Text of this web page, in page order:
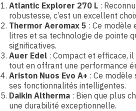
Atlantic Explorer 270 L :
robustesse, c’est un excellent
Thermor Aeromax 5 : Ce modèle
litres et sa technologie de pointe
significatives.
Auer Edel : Compact et efficace,
tout en offrant une performance
Ariston Nuos Evo A+ : Ce
ses fonctionnalités intelligentes.
Daikin Altherma : Bien que plus
une durabilité exceptionnelle.